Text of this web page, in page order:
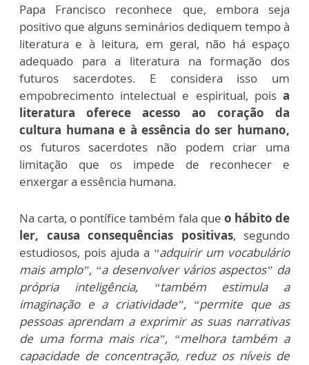
Papa Francisco reconhece que, embora seja
positivo que alguns seminários dediquem tempo à
literatura e à leitura, em geral, não há espaço
adequado para a literatura na formação dos
futuros sacerdotes. E considera isso um
empobrecimento intelectual e espiritual, pois a
literatura oferece acesso ao coração da
cultura humana e à essência do ser humano,
os futuros sacerdotes não podem criar uma
limitação que os impede de reconhecer e
enxergar a essência humana.
Na carta, o pontífice também fala que o hábito de
ler, causa consequências positivas, segundo
estudiosos, pois ajuda a “adquirir um vocabulário
mais amplo”, “a desenvolver vários aspectos” da
própria inteligência, “também estimula a
imaginação e a criatividade”, “permite que as
pessoas aprendam a exprimir as suas narrativas
de uma forma mais rica”, “melhora também a
capacidade de concentração, reduz os níveis de